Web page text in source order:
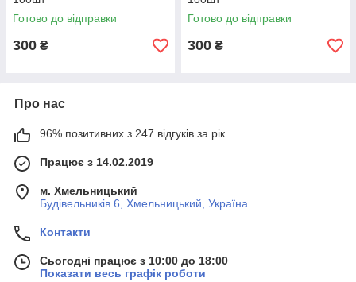
Готово до відправки
300 ₴
Готово до відправки
300 ₴
Про нас
96% позитивних з 247 відгуків за рік
Працює з 14.02.2019
м. Хмельницький
Будівельників 6, Хмельницький, Україна
Контакти
Сьогодні працює з 10:00 до 18:00
Показати весь графік роботи